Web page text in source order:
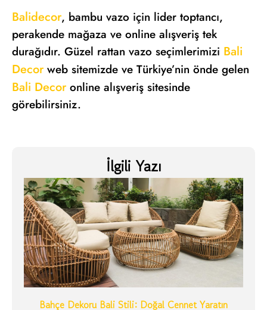
Balidecor, bambu vazo için lider toptancı,
perakende mağaza ve online alışveriş tek
durağıdır. Güzel rattan vazo seçimlerimizi Bali
Decorweb sitemizde ve Türkiye’nin önde gelen
Bali Decoronline alışveriş sitesinde
görebilirsiniz.
İlgili Yazı
Bahçe Dekoru Bali Stili: Doğal Cennet Yaratın